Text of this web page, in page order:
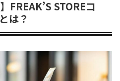
FREAK’S STOREコ
は？